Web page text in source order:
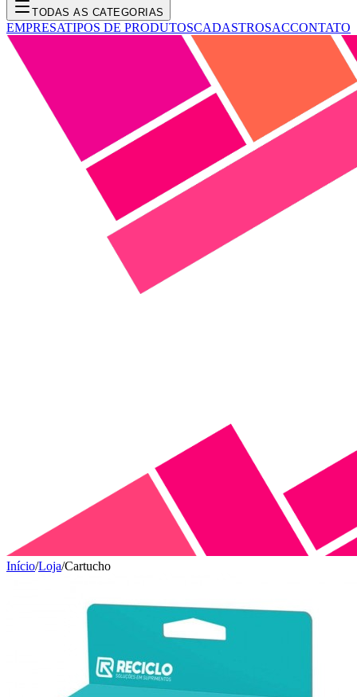
TODAS AS CATEGORIAS
EMPRESATIPOS DE PRODUTOSCADASTROSACCONTATO
Início/Loja/Cartucho